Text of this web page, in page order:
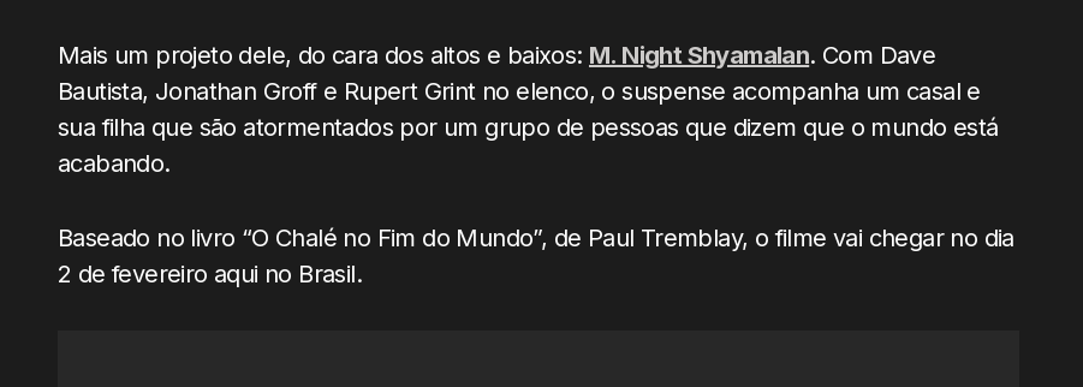
Mais um projeto dele, do cara dos altos e baixos: M. Night Shyamalan. Com Dave
Bautista, Jonathan Groff e Rupert Grint no elenco, o suspense acompanha um casal e
sua filha que são atormentados por um grupo de pessoas que dizem que o mundo está
acabando.
Baseado no livro “O Chalé no Fim do Mundo”, de Paul Tremblay, o filme vai chegar no dia
2 de fevereiro aqui no Brasil.